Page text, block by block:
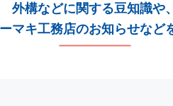
外構などに関する豆知識や、
マキ工務店のお知らせなど